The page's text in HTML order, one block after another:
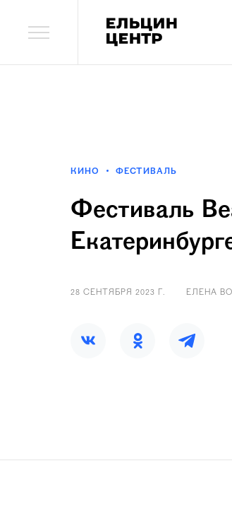
КИНО ФЕСТИВАЛЬ
Фестиваль
28 СЕНТЯБРЯ 2023 Г. ЕЛЕНА